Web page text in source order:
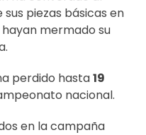
piezas básicas en
hayan mermado su
perdido hasta19
nacional.
en la campaña